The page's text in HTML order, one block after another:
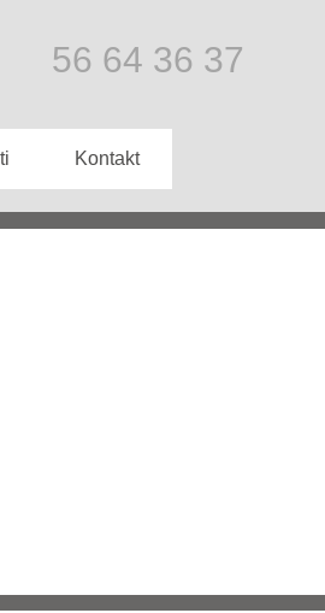
56 64 36 37
Kontakt